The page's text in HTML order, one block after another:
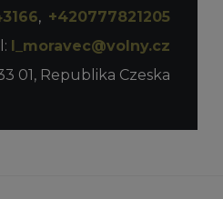
, +420777821205
l_moravec@volny.cz
01, Republika Czeska